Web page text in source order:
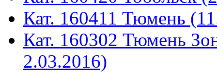
Кат. 160411 Тюмень
Кат. 160302 Тюмень
2.03.2016)